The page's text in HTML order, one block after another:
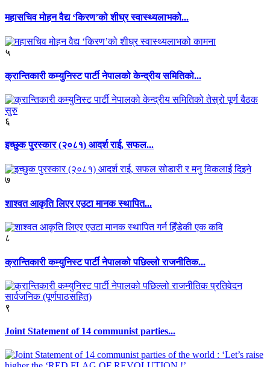
महासचिव मोहन वैद्य ‘किरण’को शीघ्र स्वास्थ्यलाभको...
५
क्रान्तिकारी कम्युनिस्ट पार्टी नेपालको केन्द्रीय समितिको...
६
इच्छुक पुरस्कार (२०८१) आदर्श राई, सफल...
७
शाश्वत आकृति लिएर एउटा मानक स्थापित...
८
क्रान्तिकारी कम्युनिस्ट पार्टी नेपालको पछिल्लो राजनीतिक...
९
Joint Statement of 14 communist parties...